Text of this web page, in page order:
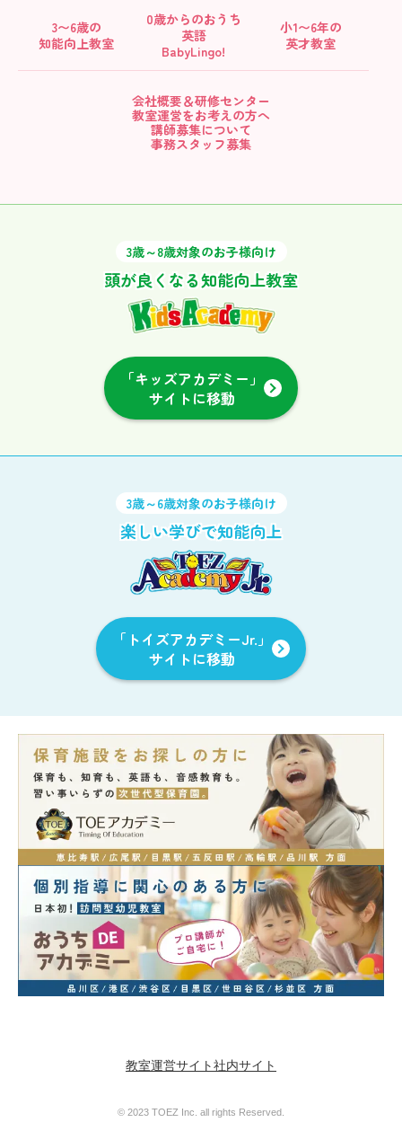
3〜6歳の
知能向上教室
0歳からのおうち
英語
BabyLingo!
小1〜6年の
英才教室
会社概要＆研修センター
教室運営をお考えの方へ
講師募集について
事務スタッフ募集
3歳～8歳対象のお子様向け
頭が良くなる知能向上教室
「キッズアカデミー」
サイトに移動
3歳～6歳対象のお子様向け
楽しい学びで知能向上
「トイズアカデミーJr.」
サイトに移動
教室運営サイト社内サイト
© 2023 TOEZ Inc. all rights Reserved.